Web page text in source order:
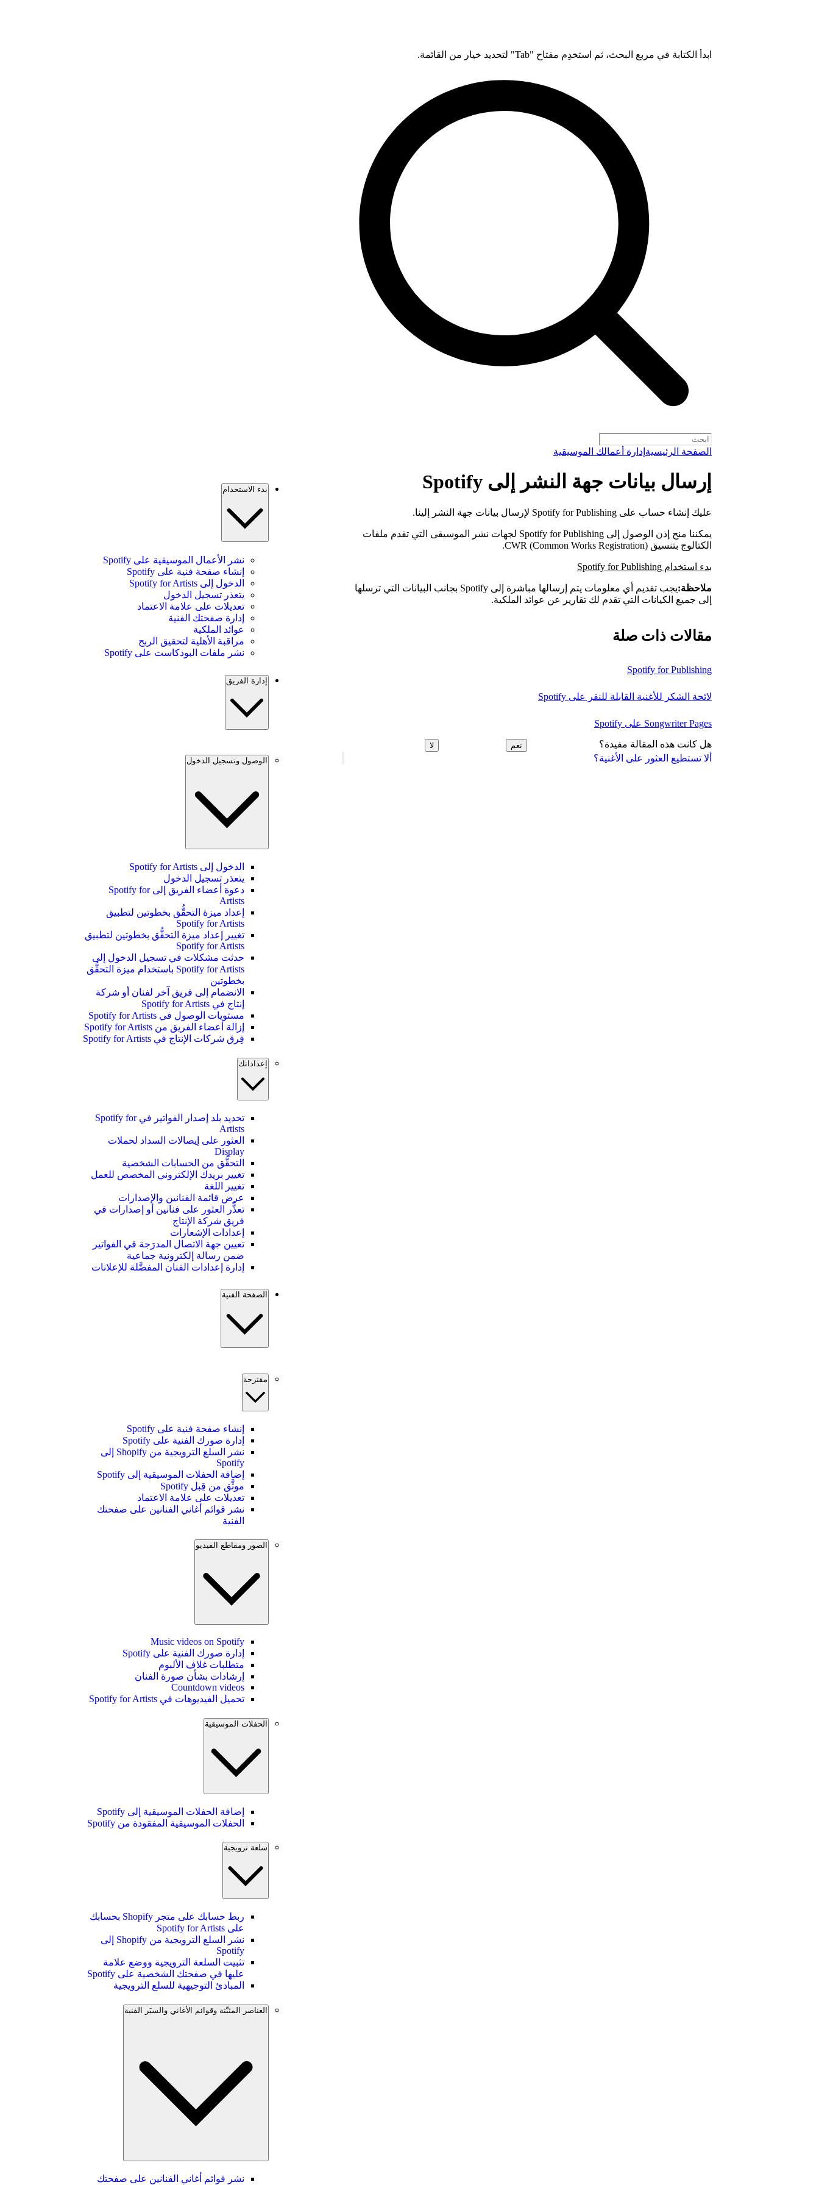
ابدأ الكتابة في مربع البحث، ثم استخدِم مفتاح "Tab" لتحديد خيار من القائمة.
الصفحة الرئيسية إدارة أعمالك الموسيقية
ألا تستطيع العثور على الأغنية؟
إرسال بيانات جهة النشر إلى Spotify
عليك إنشاء حساب على Spotify for Publishing لإرسال بيانات جهة النشر إلينا.
يمكننا منح إذن الوصول إلى Spotify for Publishing لجهات نشر الموسيقى التي تقدم ملفات
الكتالوج بتنسيق CWR (Common Works Registration).
بدء استخدام Spotify for Publishing
ملاحظة:
يجب تقديم أي معلومات يتم إرسالها مباشرة إلى Spotify بجانب البيانات التي ترسلها
إلى جميع الكيانات التي تقدم لك تقارير عن عوائد الملكية.
مقالات ذات صلة
Spotify for Publishing
لائحة الشكر للأغنية القابلة للنقر على Spotify
Songwriter Pages على Spotify
هل كانت هذه المقالة مفيدة؟ نعم لا
بدء الاستخدام
نشر الأعمال الموسيقية على Spotify
إنشاء صفحة فنية على Spotify
الدخول إلى Spotify for Artists
يتعذر تسجيل الدخول
تعديلات على علامة الاعتماد
إدارة صفحتك الفنية
عوائد الملكية
مراقبة الأهلية لتحقيق الربح
نشر ملفات البودكاست على Spotify
إدارة الفريق
الوصول وتسجيل الدخول
الدخول إلى Spotify for Artists
يتعذر تسجيل الدخول
دعوة أعضاء الفريق إلى Spotify for
Artists
إعداد ميزة التحقُّق بخطوتين لتطبيق
Spotify for Artists
تغيير إعداد ميزة التحقُّق بخطوتين لتطبيق
Spotify for Artists
حدثت مشكلات في تسجيل الدخول إلى
Spotify for Artists باستخدام ميزة التحقُّق
بخطوتين
الانضمام إلى فريق آخر لفنان أو شركة
إنتاج في Spotify for Artists
مستويات الوصول في Spotify for Artists
إزالة أعضاء الفريق من Spotify for Artists
فِرق شركات الإنتاج في Spotify for Artists
إعداداتك
تحديد بلد إصدار الفواتير في Spotify for
Artists
العثور على إيصالات السداد لحملات
Display
التحقُّق من الحسابات الشخصية
تغيير بريدك الإلكتروني المخصص للعمل
تغيير اللغة
عرض قائمة الفنانين والإصدارات
تعذُّر العثور على فنانين أو إصدارات في
فريق شركة الإنتاج
إعدادات الإشعارات
تعيين جهة الاتصال المدرَجة في الفواتير
ضمن رسالة إلكترونية جماعية
إدارة إعدادات الفنان المفضَّلة للإعلانات
الصفحة الفنية
مقترحة
إنشاء صفحة فنية على Spotify
إدارة صورك الفنية على Spotify
نشر السلع الترويجية من Shopify إلى
Spotify
إضافة الحفلات الموسيقية إلى Spotify
موثَّق من قِبل Spotify
تعديلات على علامة الاعتماد
نشر قوائم أغاني الفنانين على صفحتك
الفنية
الصور ومقاطع الفيديو
Music videos on Spotify
إدارة صورك الفنية على Spotify
متطلبات غلاف الألبوم
إرشادات بشأن صورة الفنان
Countdown videos
تحميل الفيديوهات في Spotify for Artists
الحفلات الموسيقية
إضافة الحفلات الموسيقية إلى Spotify
الحفلات الموسيقية المفقودة من Spotify
سلعة ترويجية
ربط حسابك على متجر Shopify بحسابك
على Spotify for Artists
نشر السلع الترويجية من Shopify إلى
Spotify
تثبيت السلعة الترويجية ووضع علامة
عليها في صفحتك الشخصية على Spotify
المبادئ التوجيهية للسلع الترويجية
العناصر المثبَّتة وقوائم الأغاني والسيَر الفنية
نشر قوائم أغاني الفنانين على صفحتك